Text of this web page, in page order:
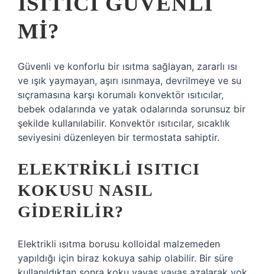
MI?
Güvenli ve konforlu bir ısıtma sağlayan, zararlı ısı
ve ışık yaymayan, aşırı ısınmaya, devrilmeye ve su
sıçramasına karşı korumalı konvektör ısıtıcılar,
bebek odalarında ve yatak odalarında sorunsuz bir
şekilde kullanılabilir. Konvektör ısıtıcılar, sıcaklık
seviyesini düzenleyen bir termostata sahiptir.
ELEKTRIKLI ISITICI
KOKUSU NASIL
GIDERILIR?
Elektrikli ısıtma borusu kolloidal malzemeden
yapıldığı için biraz kokuya sahip olabilir. Bir süre